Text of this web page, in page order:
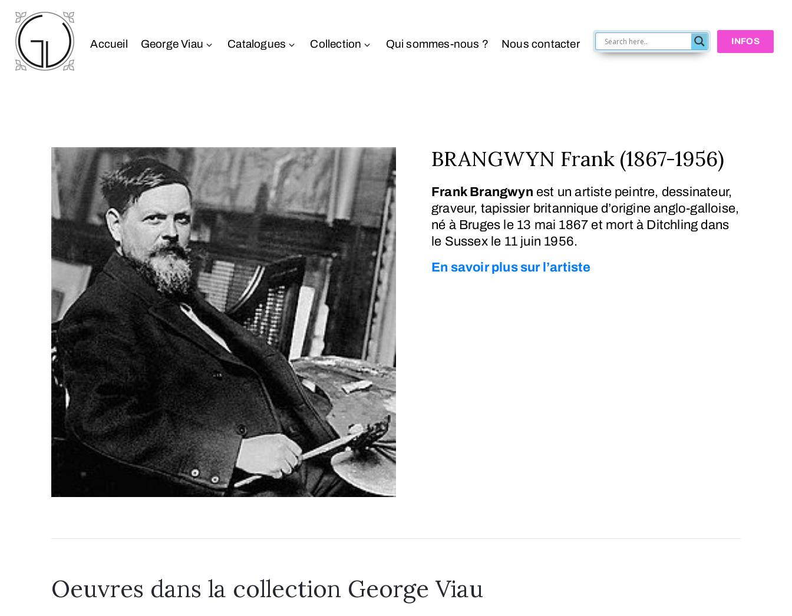
Accueil George Viau Catalogues Collection Qui sommes-nous ? Nous contacter INFOS
BRANGWYN Frank (1867-1956)
Frank Brangwyn est un artiste peintre, dessinateur,
graveur, tapissier britannique d’origine anglo-galloise,
né à Bruges le 13 mai 1867 et mort à Ditchling dans
le Sussex le 11 juin 1956.
En savoir plus sur l’artiste
Oeuvres dans la collection George Viau